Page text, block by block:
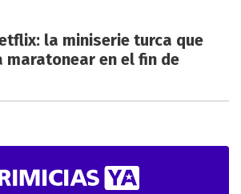
la miniserie turca que
maratonear en el fin de